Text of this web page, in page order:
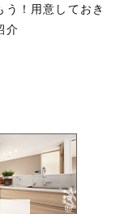
う！用意しておき
介